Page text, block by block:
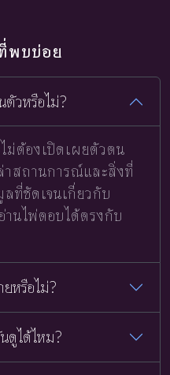
พบบ่อย
ตัวหรือไม่?
ม่ต้องเปิดเผยตัวตน
าสถานการณ์และสิ่งที่
ที่ชัดเจนเกี่ยวกับ
านไพ่ตอบได้ตรงกับ
หรือไม่?
ดูได้ไหม?